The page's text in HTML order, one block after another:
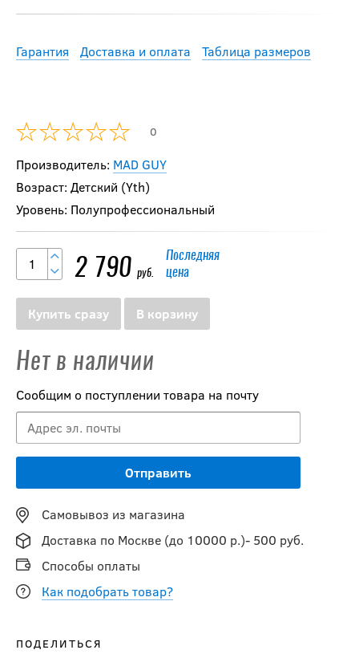
Гарантия Доставка и оплата Таблица размеров
0
Производитель: MAD GUY
Возраст: Детский (Yth)
Уровень: Полупрофессиональный
2 790 руб.
Последняя
цена
Купить сразу В корзину
Нет в наличии
Сообщим о поступлении товара на почту
Самовывоз из магазина
Доставка по Москве (до 10000 р.)- 500 руб.
Способы оплаты
Как подобрать товар?
ПОДЕЛИТЬСЯ